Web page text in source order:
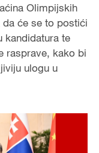
Olimpijskih
da će se to postići
kandidatura te
rasprave, kako bi
ulogu u